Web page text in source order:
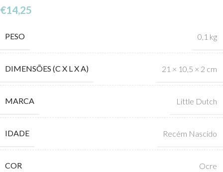
€14,25
PESO 0,1 kg
DIMENSÕES (C X L X A) 21 × 10,5 × 2 cm
MARCA Little Dutch
IDADE Recém Nascido
COR Ocre